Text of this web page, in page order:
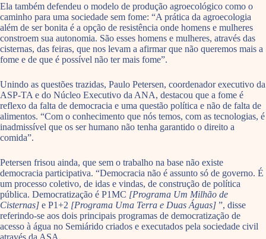
Ela também defendeu o modelo de produção agroecológico como o
caminho para uma sociedade sem fome: “A prática da agroecologia
além de ser bonita é a opção de resistência onde homens e mulheres
constroem sua autonomia. São esses homens e mulheres, através das
cisternas, das feiras, que nos levam a afirmar que não queremos mais a
fome e de que é possível não ter mais fome”.
Unindo as questões trazidas, Paulo Petersen, coordenador executivo da
ASP-TA e do Núcleo Executivo da ANA, destacou que a fome é
reflexo da falta de democracia e uma questão política e não de falta de
alimentos. “Com o conhecimento que nós temos, com as tecnologias, é
inadmissível que os ser humano não tenha garantido o direito a
comida”.
Petersen frisou ainda, que sem o trabalho na base não existe
democracia participativa. “Democracia não é assunto só de governo. É
um processo coletivo, de idas e vindas, de construção de política
pública. Democratização é P1MC [Programa Um Milhão de
Cisternas] e P1+2 [Programa Uma Terra e Duas Águas] ”, disse
referindo-se aos dois principais programas de democratização de
acesso à água no Semiárido criados e executados pela sociedade civil
através da ASA.